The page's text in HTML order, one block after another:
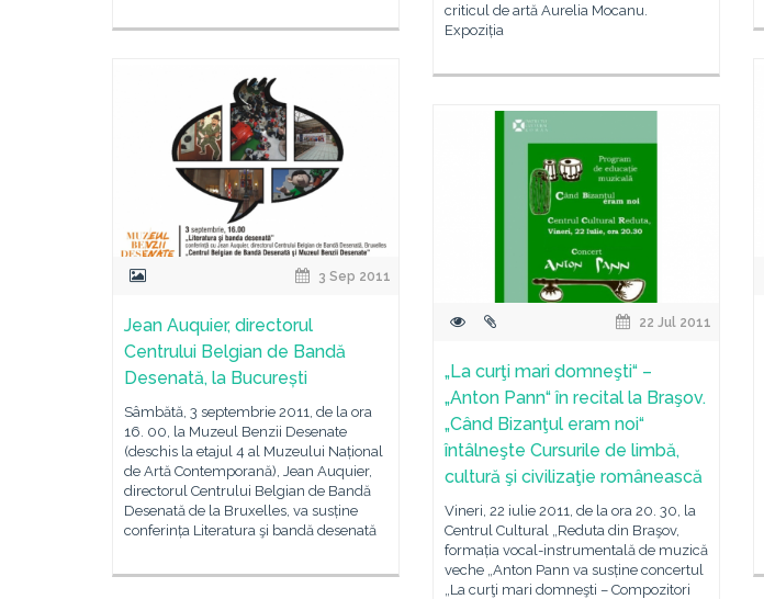
criticul de artă Aurelia Mocanu.
Expoziția
3 Sep 2011
Jean Auquier, directorul
Centrului Belgian de Bandă
Desenată, la București
Sâmbătă, 3 septembrie 2011, de la ora
16. 00, la Muzeul Benzii Desenate
(deschis la etajul 4 al Muzeului Național
de Artă Contemporană), Jean Auquier,
directorul Centrului Belgian de Bandă
Desenată de la Bruxelles, va susține
conferința Literatura şi bandă desenată
22 Jul 2011
„La curţi mari domneşti“ –
„Anton Pann“ în recital la Braşov.
„Când Bizanţul eram noi“
întâlneşte Cursurile de limbă,
cultură şi civilizaţie românească
Vineri, 22 iulie 2011, de la ora 20. 30, la
Centrul Cultural „Reduta din Braşov,
formația vocal-instrumentală de muzică
veche „Anton Pann va susține concertul
„La curţi mari domneşti – Compozitori